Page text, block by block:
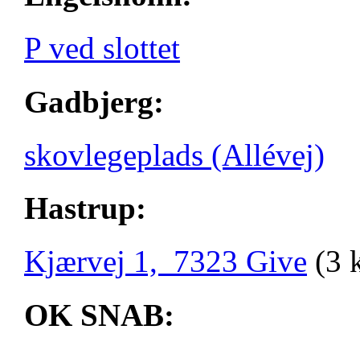
P ved slottet
Gadbjerg:
skovlegeplads (Allévej)
Hastrup:
Kjærvej 1, 7323 Give (3
OK SNAB: